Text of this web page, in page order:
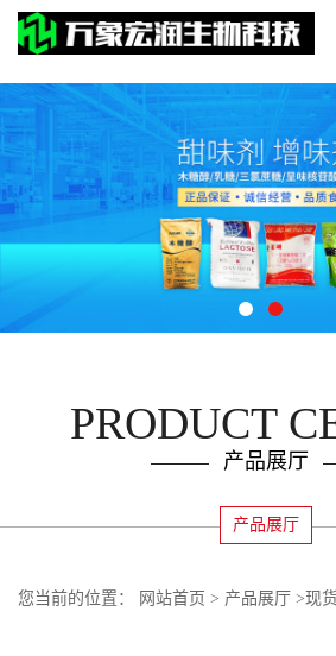
PRODUCT
产品展厅
产品展厅
您当前的位置： 网站首页 > 产品展厅 >现